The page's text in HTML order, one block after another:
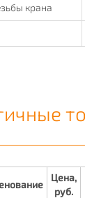
крана
Цена,
руб.